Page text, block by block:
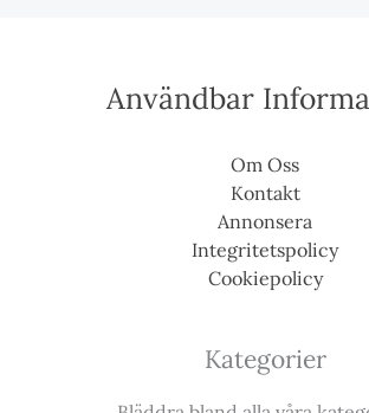
Användbar
Om Oss
Kontakt
Annonsera
Integritetspolicy
Cookiepolicy
Kategorier